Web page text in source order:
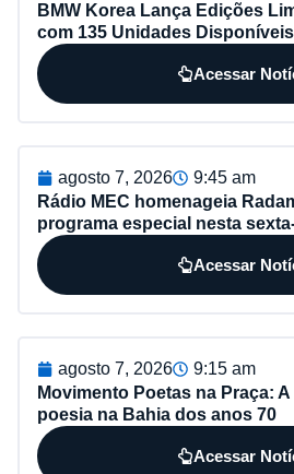
BMW Korea Lança Edições
com 135 Unidades Disponíveis
Acessar
agosto 7, 2026
9:45 am
Rádio MEC homenageia
programa especial nesta
Acessar
agosto 7, 2026
9:15 am
Movimento Poetas na Praça:
poesia na Bahia dos anos 70
Acessar